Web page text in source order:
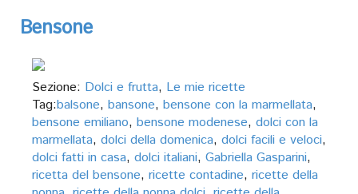
Bensone
Sezione: Dolci e frutta, Le mie ricette
Tag:balsone, bansone, bensone con la marmellata,
bensone emiliano, bensone modenese, dolci con la
marmellata, dolci della domenica, dolci facili e veloci,
dolci fatti in casa, dolci italiani, Gabriella Gasparini,
ricetta del bensone, ricette contadine, ricette della